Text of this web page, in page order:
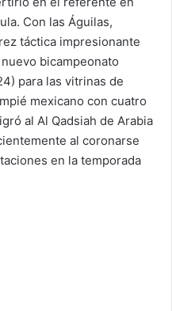
Con las Águilas,
táctica impresionante
bicampeonato
para las vitrinas de
mexicano con cuatro
al Al Qadsiah de Arabia
al coronarse
en la temporada